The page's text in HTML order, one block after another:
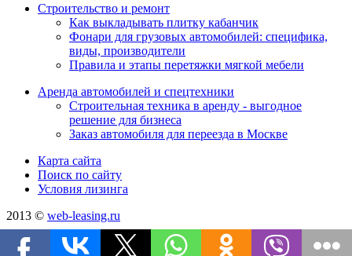
Строительство и ремонт
Как выкладывать плитку кабанчик
Фонари для грузовых автомобилей: специфика,
виды, производители
Правила и этапы перетяжки мягкой мебели
Аренда автомобилей и спецтехники
Строительная техника в аренду - выгодное
решение для бизнеса
Заказ автомобиля для переезда в Москве
Карта сайта
Поиск по сайту
Условия лизинга
2013 © web-leasing.ru